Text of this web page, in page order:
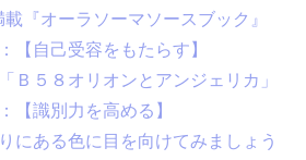
『オーラソーマソースブック』
【自己受容をもたらす】
Ｂ５８オリオンとアンジェリカ」
【識別力を高める】
にある色に目を向けてみましょう